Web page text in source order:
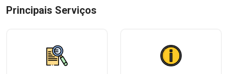
Principais Serviços